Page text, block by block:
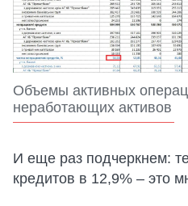
Объемы активных
неработающих активов
И еще раз подчеркнем:
кредитов в 12,9% – это